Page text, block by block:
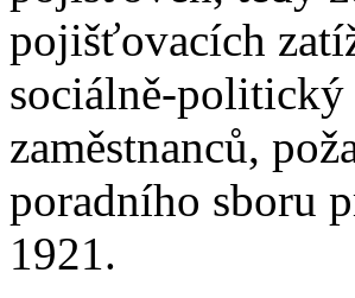
pojišťovacích
sociálně-politický
zaměstnanců,
poradního sboru
1921.